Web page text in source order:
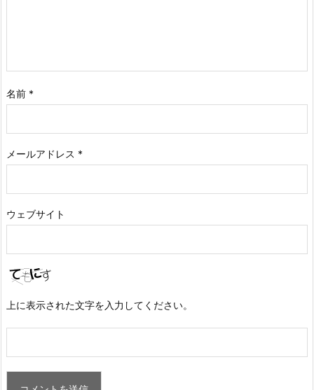
名前 *
メールアドレス *
ウェブサイト
上に表示された文字を入力してください。